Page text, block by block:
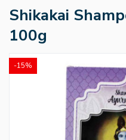
Shikakai
100g
-15%